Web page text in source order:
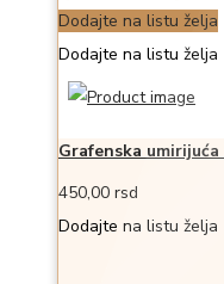
Dodajte na listu želja
Dodajte na listu želja
Grafenska
450,00 rsd
Dodajte na listu želja